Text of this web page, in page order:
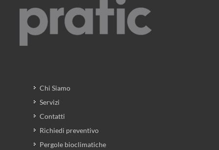
Chi Siamo
Servizi
Contatti
Richiedi preventivo
Pergole bioclimatiche